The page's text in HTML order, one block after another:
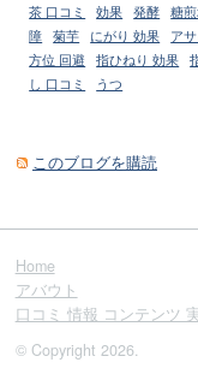
茶 口コミ
効果 発酵 糖
障 菊芋 にがり 効果 ア
方位 回避
指ひねり 効果
し 口コミ
うつ
このブログを購読
Home
アバウト
口コミ 情報 コンテンツ
© Copyright 2026.